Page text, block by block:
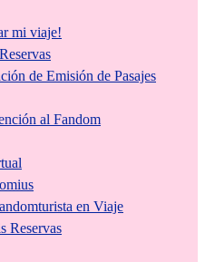
mi viaje!
de Emisión de Pasajes
al Fandom
en Viaje
Reservas